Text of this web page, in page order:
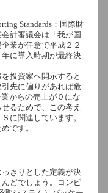
Standards：国際財
計審議会は「我が国
業が任意で平成２２
に導入時期が最終決
投資家へ開示すると
先に偏りがあれば危
からの売上が０にな
るためで、この考え
に関連しています。
です。
きりとした定義が決
どでしょう。コンピ